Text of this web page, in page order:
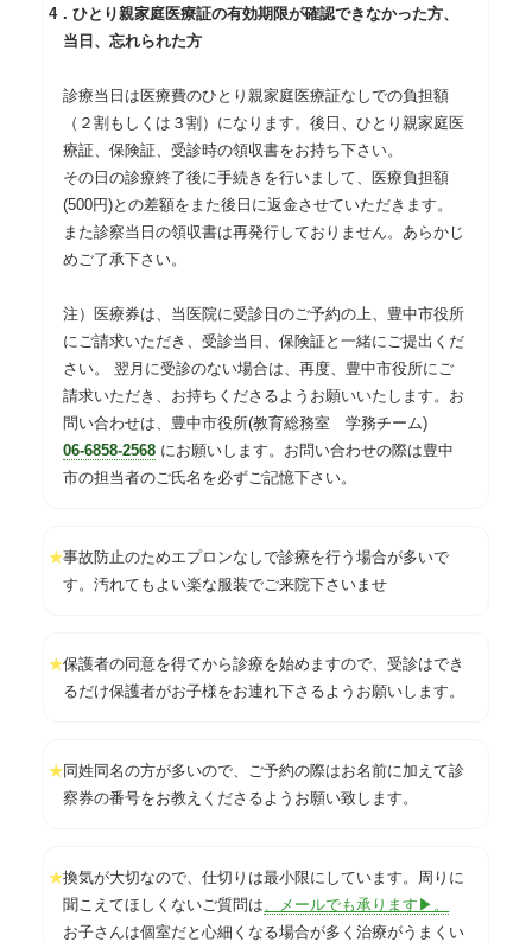
4．ひとり親家庭医療証の有効期限が確認できなかった方、
当日、忘れられた方
診療当日は医療費のひとり親家庭医療証なしでの負担額
（２割もしくは３割）になります。後日、ひとり親家庭医
療証、保険証、受診時の領収書をお持ち下さい。
その日の診療終了後に手続きを行いまして、医療負担額
(500円)との差額をまた後日に返金させていただきます。
また診察当日の領収書は再発行しておりません。あらかじ
めご了承下さい。
注）医療券は、当医院に受診日のご予約の上、豊中市役所
にご請求いただき、受診当日、保険証と一緒にご提出くだ
さい。 翌月に受診のない場合は、再度、豊中市役所にご
請求いただき、お持ちくださるようお願いいたします。お
問い合わせは、豊中市役所(教育総務室 学務チーム)
06-6858-2568 にお願いします。お問い合わせの際は豊中
市の担当者のご氏名を必ずご記憶下さい。
★事故防止のためエプロンなしで診療を行う場合が多いで
す。汚れてもよい楽な服装でご来院下さいませ
★保護者の同意を得てから診療を始めますので、受診はでき
るだけ保護者がお子様をお連れ下さるようお願いします。
★同姓同名の方が多いので、ご予約の際はお名前に加えて診
察券の番号をお教えくださるようお願い致します。
★換気が大切なので、仕切りは最小限にしています。周りに
聞こえてほしくないご質問は、メールでも承ります▶。
お子さんは個室だと心細くなる場合が多く治療がうまくい